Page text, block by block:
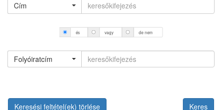
Cím
és vagy de nem
Folyóiratcím
Keresési feltétel(ek) törlése